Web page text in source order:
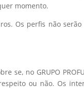
momento.
Os perfis não
no GRUPO
ou não. Os